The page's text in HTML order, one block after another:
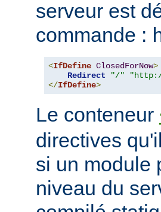
serveur est
commande :
<IfDefine ClosedForNow>
Redirect
"/"
</IfDefine>
Le conteneur
directives
si un module
niveau du